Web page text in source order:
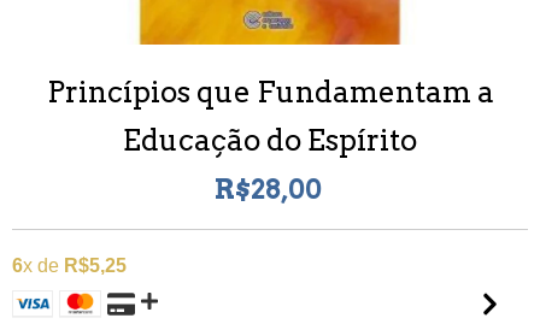
Princípios que Fundamentam a
Educação do Espírito
R$28,00
6x de R$5,25